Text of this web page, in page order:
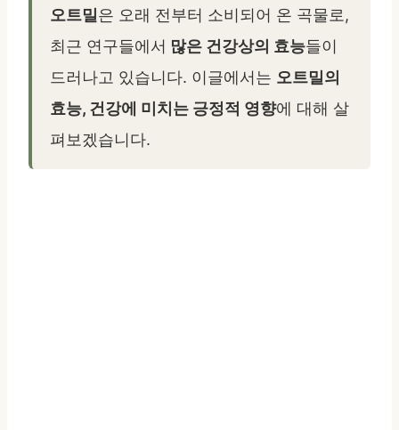
오트밀은 오래 전부터 소비되어 온 곡물로,
최근 연구들에서 많은 건강상의 효능들이
드러나고 있습니다. 이글에서는 오트밀의
효능, 건강에 미치는 긍정적 영향에 대해 살
펴보겠습니다.